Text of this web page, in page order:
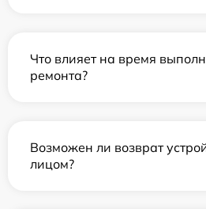
Что влияет на время
ремонта?
Возможен ли возврат
лицом?